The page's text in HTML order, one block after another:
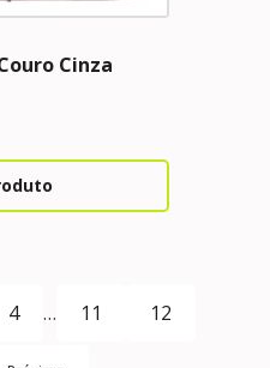
Cinza
4 … 11 12